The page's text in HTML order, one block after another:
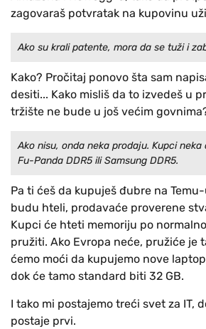
zagovaraš potvratak na kupovinu
Ako su krali patente, mora da se tuži i
Kako? Pročitaj ponovo šta sam
desiti... Kako misliš da to izvedeš u
tržište ne bude u još većim
Ako nisu, onda neka prodaju. Kupci
Fu-Panda DDR5 ili Samsung DDR5.
Pa ti ćeš da kupuješ đubre na
budu hteli, prodavaće proverene
Kupci će hteti memoriju po
pružiti. Ako Evropa neće, pružiće je
ćemo moći da kupujemo nove
dok će tamo standard biti 32 GB.
I tako mi postajemo treći svet za IT,
postaje prvi.